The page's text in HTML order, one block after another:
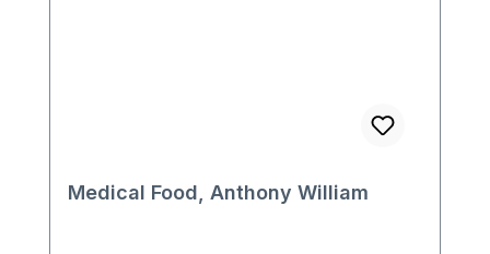
Medical Food, Anthony William